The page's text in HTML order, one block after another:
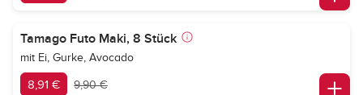
Tamago Futo Maki, 8 Stück
mit Ei, Gurke, Avocado
8,91 € 9,90 €